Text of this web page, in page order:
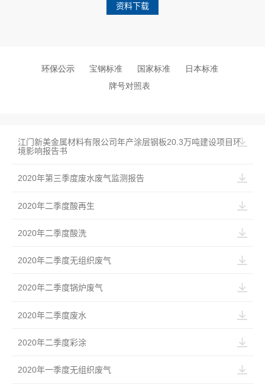
资料下载
环保公示 宝钢标准 国家标准
日本标准
牌号对照表
江门新美金属材料有限公司年产涂层钢板20.3万吨建设项目环
境影响报告书
2020年第三季度废水废气监测报告
2020年二季度酸再生
2020年二季度酸洗
2020年二季度无组织废气
2020年二季度锅炉废气
2020年二季度废水
2020年二季度彩涂
2020年一季度无组织废气